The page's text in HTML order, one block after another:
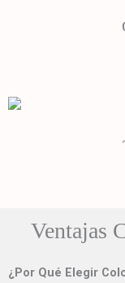
Ventajas
¿Por Qué Elegir